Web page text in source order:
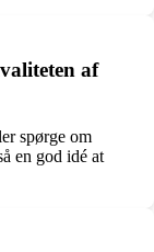
af
spørge om
en god idé at